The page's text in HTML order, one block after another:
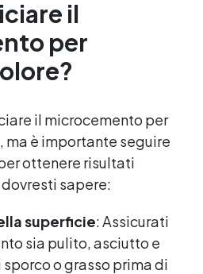
il
per
il microcemento per
ma è importante seguire
ottenere risultati
sapere:
superficie: Assicurati
sia pulito, asciutto e
o grasso prima di